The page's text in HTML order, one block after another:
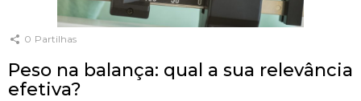
0 Partilhas
Peso na balança: qual a sua relevância
efetiva?